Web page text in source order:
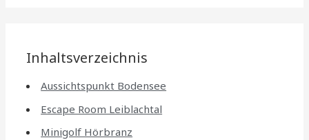
Inhaltsverzeichnis
Aussichtspunkt Bodensee
Escape Room Leiblachtal
Minigolf Hörbranz